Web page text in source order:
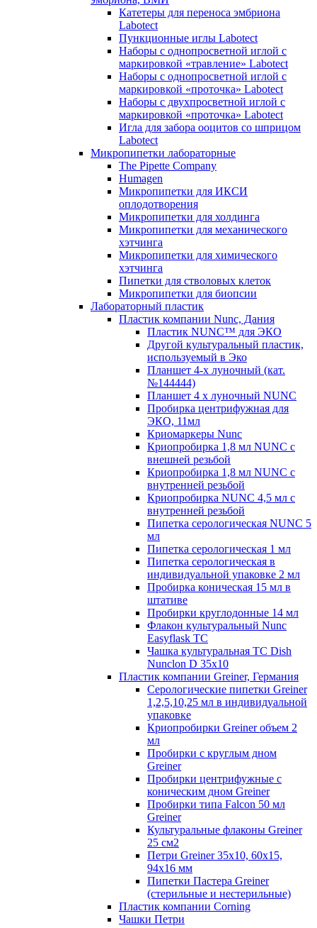
Катетеры для переноса эмбриона
Labotect
Пункционные иглы Labotect
Наборы с однопросветной иглой с
маркировкой «травление» Labotect
Наборы с однопросветной иглой с
маркировкой «проточка» Labotect
Наборы с двухпросветной иглой с
маркировкой «проточка» Labotect
Игла для забора ооцитов со шприцом
Labotect
Микропипетки лабораторные
The Pipette Company
Humagen
Микропипетки для ИКСИ
оплодотворения
Микропипетки для холдинга
Микропипетки для механического
хэтчинга
Микропипетки для химического
хэтчинга
Пипетки для стволовых клеток
Микропипетки для биопсии
Лабораторный пластик
Пластик компании Nunc, Дания
Пластик NUNC™ для ЭКО
Другой культуральный пластик,
используемый в Эко
Планшет 4-х луночный (кат.
№144444)
Планшет 4 х луночный NUNC
Пробирка центрифужная для
ЭКО, 11мл
Криомаркеры Nunc
Криопробирка 1,8 мл NUNC с
внешней резьбой
Криопробирка 1,8 мл NUNC с
внутренней резьбой
Криопробирка NUNC 4,5 мл с
внутренней резьбой
Пипетка серологическая NUNC 5
мл
Пипетка серологическая 1 мл
Пипетка серологическая в
индивидуальной упаковке 2 мл
Пробирка коническая 15 мл в
штативе
Пробирки круглодонные 14 мл
Флакон культуральный Nunc
Easyflask TC
Чашка культуральная TC Dish
Nunclon D 35x10
Пластик компании Greiner, Германия
Серологические пипетки Greiner
1,2,5,10,25 мл в индивидуальной
упаковке
Криопробирки Greiner объем 2
мл
Пробирки с круглым дном
Greiner
Пробирки центрифужные с
коническим дном Greiner
Пробирки типа Falcon 50 мл
Greiner
Культуральные флаконы Greiner
25 см2
Петри Greiner 35х10, 60х15,
94х16 мм
Пипетки Пастера Greiner
(стерильные и нестерильные)
Пластик компании Corning
Чашки Петри